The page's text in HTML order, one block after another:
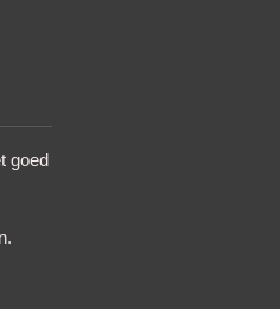
goed